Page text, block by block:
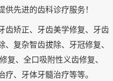
先进的齿科诊疗服务！
齿矫正、牙齿美学修复、牙齿
复杂智齿拔除、牙冠修复、
复、全口吸附性义齿修复、
、牙体牙髓治疗等等。